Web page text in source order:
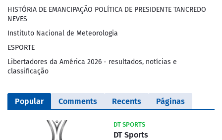
HISTÓRIA DE EMANCIPAÇÃO POLÍTICA DE PRESIDENTE TANCREDO
NEVES
Instituto Nacional de Meteorologia
ESPORTE
Libertadores da América 2026 - resultados, notícias e
classificação
Popular Comments Recents Páginas
DT SPORTS
DT Sports